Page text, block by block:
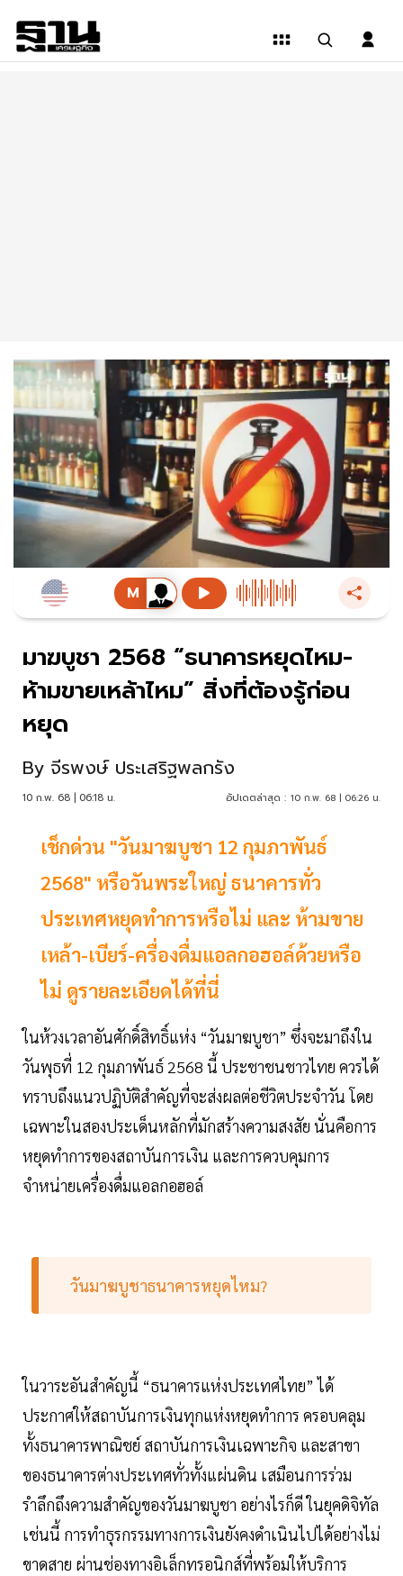
มาฆบูชา 2568 “ธนาคารหยุดไหม-
ห้ามขายเหล้าไหม” สิ่งที่ต้องรู้ก่อน
หยุด
By จีรพงษ์ ประเสริฐพลกรัง
10 ก.พ. 68 | 06:18 น. อัปเดตล่าสุด : 10 ก.พ. 68 | 06:26 น.
เช็กด่วน "วันมาฆบูชา 12 กุมภาพันธ์
2568" หรือวันพระใหญ่ ธนาคารทั่ว
ประเทศหยุดทำการหรือไม่ และ ห้ามขาย
เหล้า-เบียร์-ครื่องดื่มแอลกอฮอล์ด้วยหรือ
ไม่ ดูรายละเอียดได้ที่นี่
ในห้วงเวลาอันศักดิ์สิทธิ์แห่ง “วันมาฆบูชา” ซึ่งจะมาถึงใน
วันพุธที่ 12 กุมภาพันธ์ 2568 นี้ ประชาชนชาวไทย ควรได้
ทราบถึงแนวปฏิบัติสำคัญที่จะส่งผลต่อชีวิตประจำวัน โดย
เฉพาะในสองประเด็นหลักที่มักสร้างความสงสัย นั่นคือการ
หยุดทำการของสถาบันการเงิน และการควบคุมการ
จำหน่ายเครื่องดื่มแอลกอฮอล์
วันมาฆบูชาธนาคารหยุดไหม?
ในวาระอันสำคัญนี้ “ธนาคารแห่งประเทศไทย” ได้
ประกาศให้สถาบันการเงินทุกแห่งหยุดทำการ ครอบคลุม
ทั้งธนาคารพาณิชย์ สถาบันการเงินเฉพาะกิจ และสาขา
ของธนาคารต่างประเทศทั่วทั้งแผ่นดิน เสมือนการร่วม
รำลึกถึงความสำคัญของวันมาฆบูชา อย่างไรก็ดี ในยุคดิจิทัล
เช่นนี้ การทำธุรกรรมทางการเงินยังคงดำเนินไปได้อย่างไม่
ขาดสาย ผ่านช่องทางอิเล็กทรอนิกส์ที่พร้อมให้บริการ